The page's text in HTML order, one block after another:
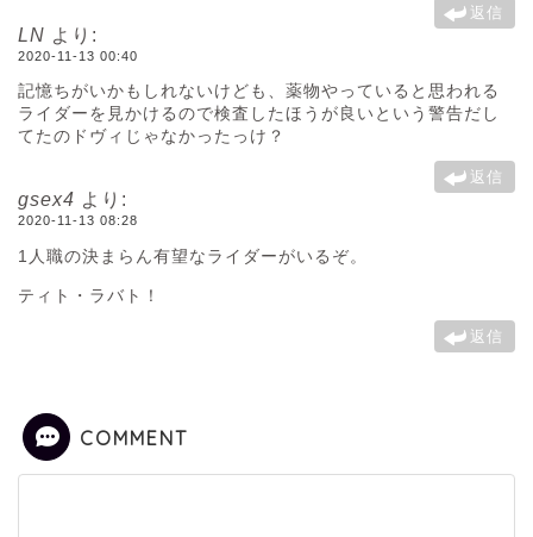
返信
LN より:
2020-11-13 00:40
記憶ちがいかもしれないけども、薬物やっていると思われる
ライダーを見かけるので検査したほうが良いという警告だし
てたのドヴィじゃなかったっけ？
返信
gsex4 より:
2020-11-13 08:28
1人職の決まらん有望なライダーがいるぞ。
ティト・ラバト！
返信
COMMENT